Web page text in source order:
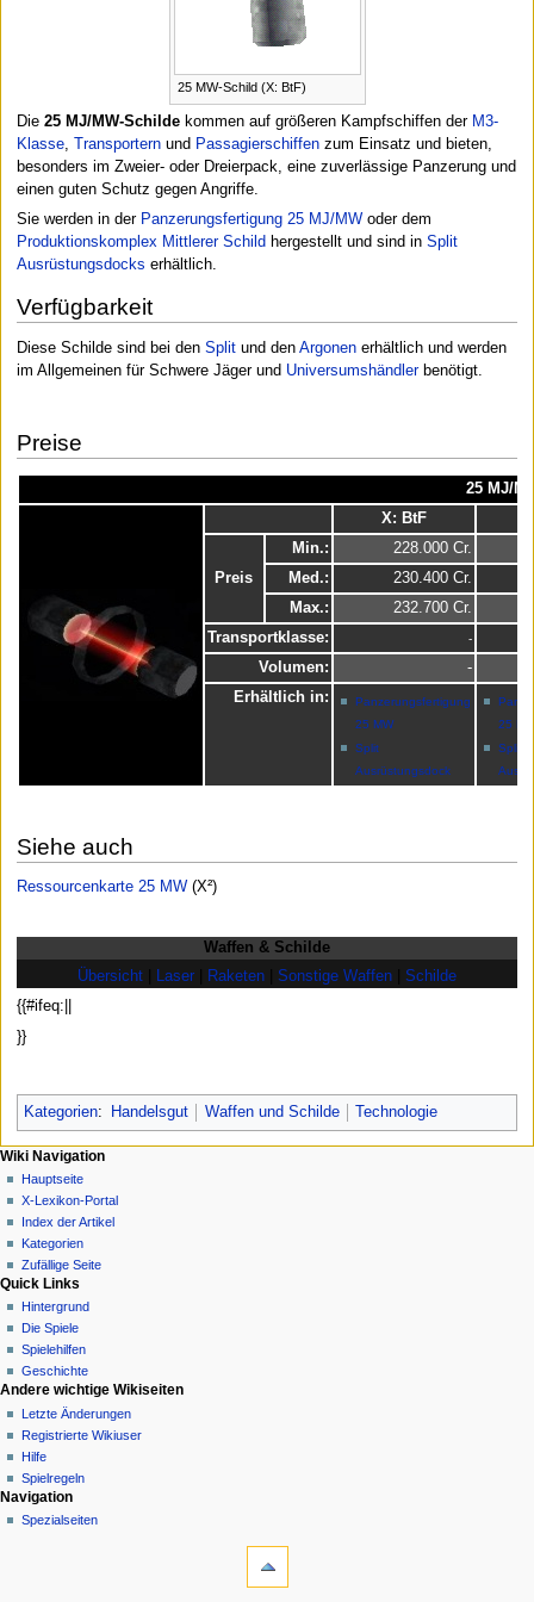
25 MW-Schild (X: BtF)
Die 25 MJ/MW-Schildekommen auf größeren Kampfschiffen der M3-
Klasse, Transporternund Passagierschiffenzum Einsatz und bieten,
besonders im Zweier- oder Dreierpack, eine zuverlässige Panzerung und
einen guten Schutz gegen Angriffe.
Sie werden in der Panzerungsfertigung 25 MJ/MWoder dem
Produktionskomplex Mittlerer Schild hergestellt und sind in Split
Ausrüstungsdocks erhältlich.
Verfügbarkeit
Diese Schilde sind bei den Splitund den Argonenerhältlich und werden
im Allgemeinen für Schwere Jäger und Universumshändlerbenötigt.
Preise
25 MJ/
X: BtF
Preis
Min.:
228.000 Cr.
Med.:
230.400 Cr.
Max.:
232.700 Cr.
Transportklasse:
-
Volumen:
-
Erhältlich in:
Panzerungsfertigung
25 MW
Split
Ausrüstungsdock
25
Split
Siehe auch
Ressourcenkarte 25 MW(X²)
Waffen & Schilde
Übersicht
Laser Raketen Sonstige Waffen
Schilde
{{#ifeq:||
}}
Kategorien: Handelsgut Waffen und Schilde Technologie
N
a
v
g
a
o
n
s
m
e
n
ü
Seitenaktionen
Seite
Diskussion
Lesen
Quelltext
anzeigen
Versionsgeschichte
Meine Werkzeuge
Anmelden
Wiki Navigation
Hauptseite
X-Lexikon-Portal
Index der Artikel
Kategorien
Zufällige Seite
Quick Links
Hintergrund
Die Spiele
Spielehilfen
Geschichte
Andere wichtige Wikiseiten
Letzte Änderungen
Registrierte Wikiuser
Hilfe
Spielregeln
Werkzeuge
Links
Navigation
Spezialseiten